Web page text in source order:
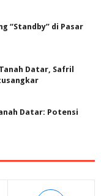
“Standby” di Pasar
Datar, Safril
Datar: Potensi